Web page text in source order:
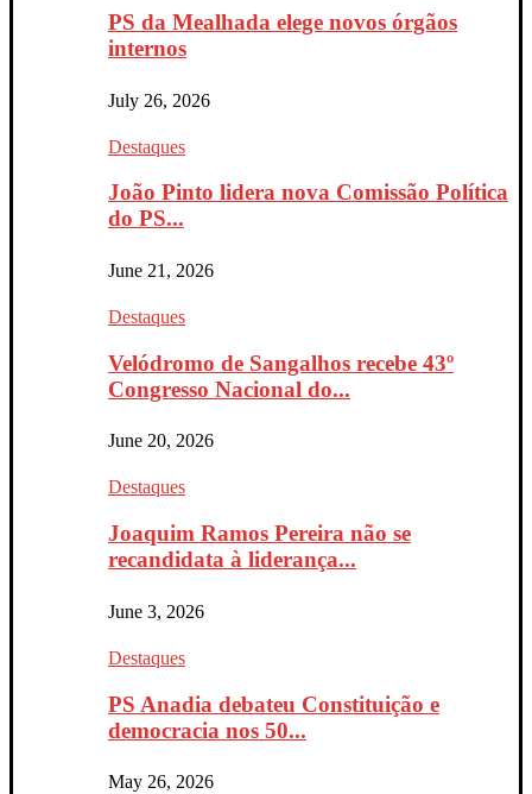
PS da Mealhada elege novos órgãos
internos
July 26, 2026
Destaques
João Pinto lidera nova Comissão Política
do PS...
June 21, 2026
Destaques
Velódromo de Sangalhos recebe 43º
Congresso Nacional do...
June 20, 2026
Destaques
Joaquim Ramos Pereira não se
recandidata à liderança...
June 3, 2026
Destaques
PS Anadia debateu Constituição e
democracia nos 50...
May 26, 2026